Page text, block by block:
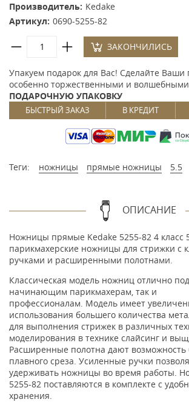
Производитель: Kedake
Артикул: 0690-5255-82
ЗАКОНЧИЛИСЬ
Упакуем подарок для Вас! Сделайте Ваши
особенно торжественными и
ПОДАРОЧНУЮ УПАКОВКУ
БЫСТРЫЙ ЗАКАЗ В КРЕДИТ
Теги: ножницы прямые ножницы 5.5
ОПИСАНИЕ
Ножницы прямые Kedake 5255-82 4 класс
парикмахерские ножницы для стрижки с
ручками и расширенными полотнами.
Классическая модель ножниц отлично
начинающим парикмахерам, так и
профессионалам. Модель имеет
использования большего количества
для выполнения стрижек в различных
моделирования в технике слайсинг и
Расширенные полотна дают возможность
плавного среза. Усиленные ручки
удерживать ножницы во время работы.
5255-82 поставляются в комплекте с
хранения.